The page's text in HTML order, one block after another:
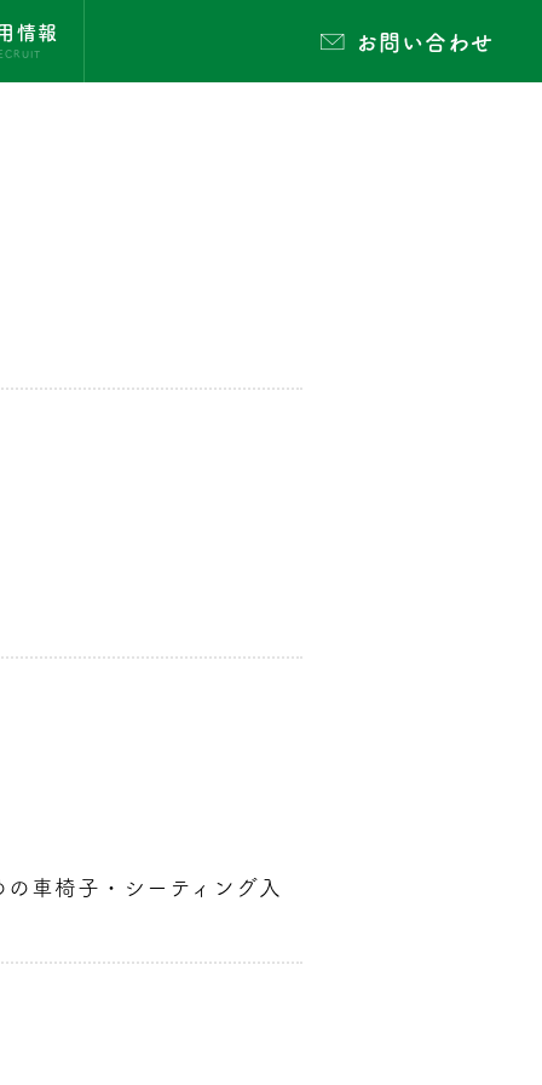
情報 お問い合わせ
車椅子・シーティング入